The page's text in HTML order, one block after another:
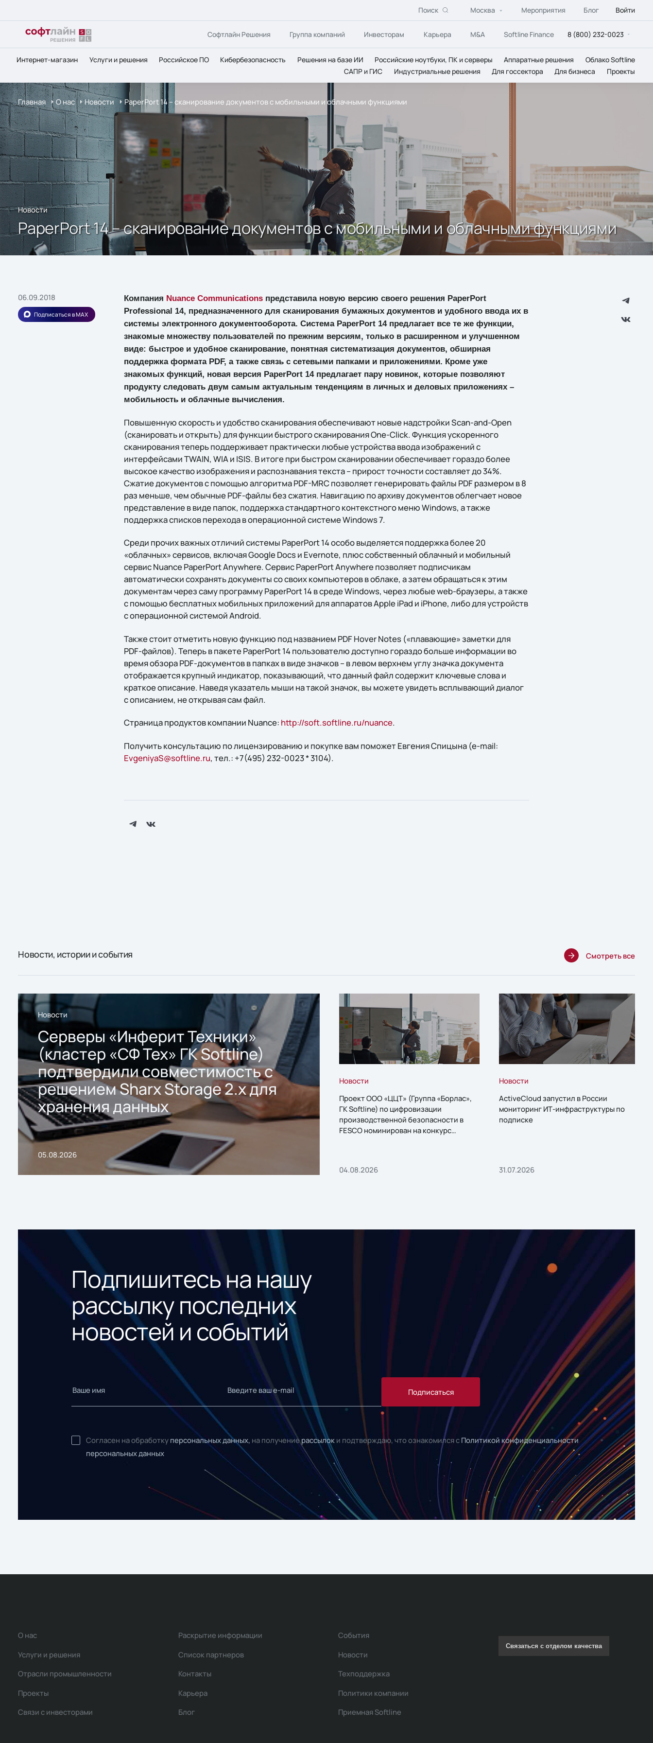
Поиск Москва Мероприятия Блог Войти
Софтлайн Решения Группа компаний Инвесторам Карьера M&A Softline Finance 8 (800) 232-0023
Интернет-магазин Услуги и решения Российское ПО Кибербезопасность Решения на базе ИИ Российские ноутбуки, ПК и серверы Аппаратные решения
Облако Softline
САПР и ГИС
Индустриальные решения Для госсектора Для бизнеса Проекты
Главная О нас Новости PaperPort 14 – сканирование документов с мобильными и облачными функциями
Новости
PaperPort 14 – сканирование документов с мобильными и облачными функциями
06.09.2018
Подписаться в MAX
Компания Nuance Communicationsпредставила новую версию своего решения PaperPort
Professional 14, предназначенного для сканирования бумажных документов и удобного ввода их в
системы электронного документооборота. Система PaperPort 14 предлагает все те же функции,
знакомые множеству пользователей по прежним версиям, только в расширенном и улучшенном
виде: быстрое и удобное сканирование, понятная систематизация документов, обширная
поддержка формата PDF, а также связь с сетевыми папками и приложениями. Кроме уже
знакомых функций, новая версия PaperPort 14 предлагает пару новинок, которые позволяют
продукту следовать двум самым актуальным тенденциям в личных и деловых приложениях –
мобильность и облачные вычисления.
Повышенную скорость и удобство сканирования обеспечивают новые надстройки Scan-and-Open
(сканировать и открыть) для функции быстрого сканирования One-Click. Функция ускоренного
сканирования теперь поддерживает практически любые устройства ввода изображений с
интерфейсами TWAIN, WIA и ISIS. В итоге при быстром сканировании обеспечивает гораздо более
высокое качество изображения и распознавания текста – прирост точности составляет до 34%.
Сжатие документов с помощью алгоритма PDF-MRC позволяет генерировать файлы PDF размером в 8
раз меньше, чем обычные PDF-файлы без сжатия. Навигацию по архиву документов облегчает новое
представление в виде папок, поддержка стандартного контекстного меню Windows, а также
поддержка списков перехода в операционной системе Windows 7.
Среди прочих важных отличий системы PaperPort 14 особо выделяется поддержка более 20
«облачных» сервисов, включая Google Docs и Evernote, плюс собственный облачный и мобильный
сервис Nuance PaperPort Anywhere. Сервис PaperPort Anywhere позволяет подписчикам
автоматически сохранять документы со своих компьютеров в облаке, а затем обращаться к этим
документам через саму программу PaperPort 14 в среде Windows, через любые web-браузеры, а также
с помощью бесплатных мобильных приложений для аппаратов Apple iPad и iPhone, либо для устройств
с операционной системой Android.
Также стоит отметить новую функцию под названием PDF Hover Notes («плавающие» заметки для
PDF-файлов). Теперь в пакете PaperPort 14 пользователю доступно гораздо больше информации во
время обзора PDF-документов в папках в виде значков – в левом верхнем углу значка документа
отображается крупный индикатор, показывающий, что данный файл содержит ключевые слова и
краткое описание. Наведя указатель мыши на такой значок, вы можете увидеть всплывающий диалог
с описанием, не открывая сам файл.
Страница продуктов компании Nuance: http://soft.softline.ru/nuance.
Получить конcультацию по лицензированию и покупке вам поможет Евгения Спицына (e-mail:
EvgeniyaS@softline.ru, тел.: +7(495) 232-0023 * 3104).
Новости, истории и события Смотреть все
Новости
Серверы «Инферит Техники»
(кластер «СФ Тех» ГК Softline)
подтвердили совместимость с
решением Sharx Storage 2.x для
хранения данных
05.08.2026
Новости
Проект ООО «ЦЦТ» (Группа «Борлас»,
ГК Softline) по цифровизации
производственной безопасности в
FESCO номинирован на конкурс
04.08.2026
Новости
ActiveCloud запустил в России
мониторинг ИТ-инфраструктуры по
подписке
31.07.2026
Подпишитесь на нашу
рассылку последних
новостей и событий
Подписаться
Согласен на обработку персональных данных, на получениерассылок и подтверждаю, что ознакомился с Политикой конфиденциальности
персональных данных
О нас
Услуги и решения
Отрасли промышленности
Проекты
Связи с инвесторами
Раскрытие информации
Список партнеров
Контакты
Карьера
Блог
События
Новости
Техподдержка
Политики компании
Приемная Softline
Связаться с отделом качества